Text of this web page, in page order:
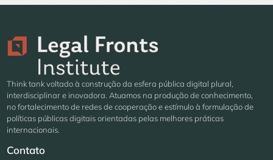
Think tank voltado à construção da esfera pública digital plural,
interdisciplinar e inovadora. Atuamos na produção de conhecimento,
no fortalecimento de redes de cooperação e estímulo à formulação de
políticas públicas digitais orientadas pelas melhores práticas
internacionais.
Contato